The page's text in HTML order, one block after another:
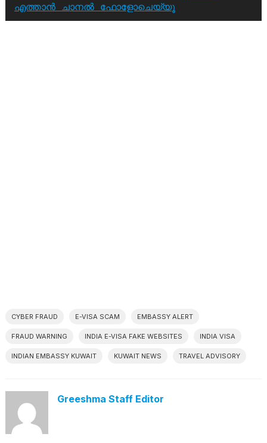
എത്താൻ ചാനൽ ഫോളോചെയ്യൂ
CYBER FRAUD E-VISA SCAM EMBASSY ALERT
FRAUD WARNING INDIA E-VISA FAKE WEBSITES INDIA VISA
INDIAN EMBASSY KUWAIT KUWAIT NEWS TRAVEL ADVISORY
Greeshma Staff Editor